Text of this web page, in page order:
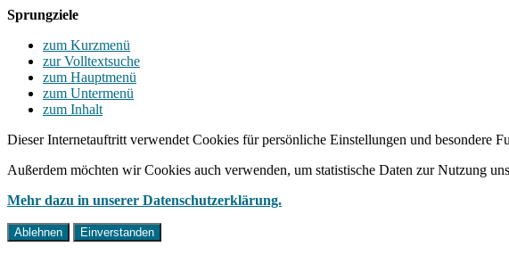
Sprungziele
zum Kurzmenü
zur Volltextsuche
zum Hauptmenü
zum Untermenü
zum Inhalt
Dieser Internetauftritt verwendet Cookies für persönliche Einstellungen und besondere
Außerdem möchten wir Cookies auch verwenden, um statistische Daten zur Nutzung
Mehr dazu in unserer Datenschutzerklärung.
Ablehnen Einverstanden